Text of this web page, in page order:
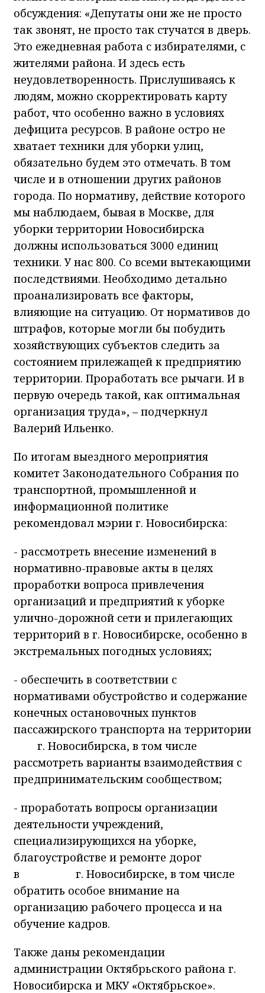
обсуждения: «Депутаты они же не просто
так звонят, не просто так стучатся в дверь.
Это ежедневная работа с избирателями, с
жителями района. И здесь есть
неудовлетворенность. Прислушиваясь к
людям, можно скорректировать карту
работ, что особенно важно в условиях
дефицита ресурсов. В районе остро не
хватает техники для уборки улиц,
обязательно будем это отмечать. В том
числе и в отношении других районов
города. По нормативу, действие которого
мы наблюдаем, бывая в Москве, для
уборки территории Новосибирска
должны использоваться 3000 единиц
техники. У нас 800. Со всеми вытекающими
последствиями. Необходимо детально
проанализировать все факторы,
влияющие на ситуацию. От нормативов до
штрафов, которые могли бы побудить
хозяйствующих субъектов следить за
состоянием прилежащей к предприятию
территории. Проработать все рычаги. И в
первую очередь такой, как оптимальная
организация труда», – подчеркнул
Валерий Ильенко.
По итогам выездного мероприятия
комитет Законодательного Собрания по
транспортной, промышленной и
информационной политике
рекомендовал мэрии г. Новосибирска:
- рассмотреть внесение изменений в
нормативно-правовые акты в целях
проработки вопроса привлечения
организаций и предприятий к уборке
улично-дорожной сети и прилегающих
территорий в г. Новосибирске, особенно в
экстремальных погодных условиях;
- обеспечить в соответствии с
нормативами обустройство и содержание
конечных остановочных пунктов
пассажирского транспорта на территории
г. Новосибирска, в том числе
рассмотреть варианты взаимодействия с
предпринимательским сообществом;
- проработать вопросы организации
деятельности учреждений,
специализирующихся на уборке,
благоустройстве и ремонте дорог
в г. Новосибирске, в том числе
обратить особое внимание на
организацию рабочего процесса и на
обучение кадров.
Также даны рекомендации
администрации Октябрьского района г.
Новосибирска и МКУ «Октябрьское».